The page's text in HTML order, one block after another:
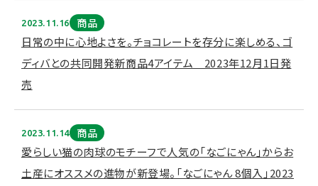
2023.11.16 商品
日常の中に心地よさを。チョコレートを存分に楽しめる、ゴ
ディバとの共同開発新商品4アイテム 2023年12月1日発
売
2023.11.14 商品
愛らしい猫の肉球のモチーフで人気の「なごにゃん」からお
土産にオススメの進物が新登場。「なごにゃん 8個入」2023